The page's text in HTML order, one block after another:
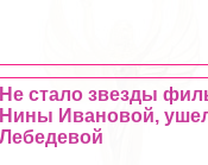
Не стало звезды
Нины Ивановой,
Лебедевой